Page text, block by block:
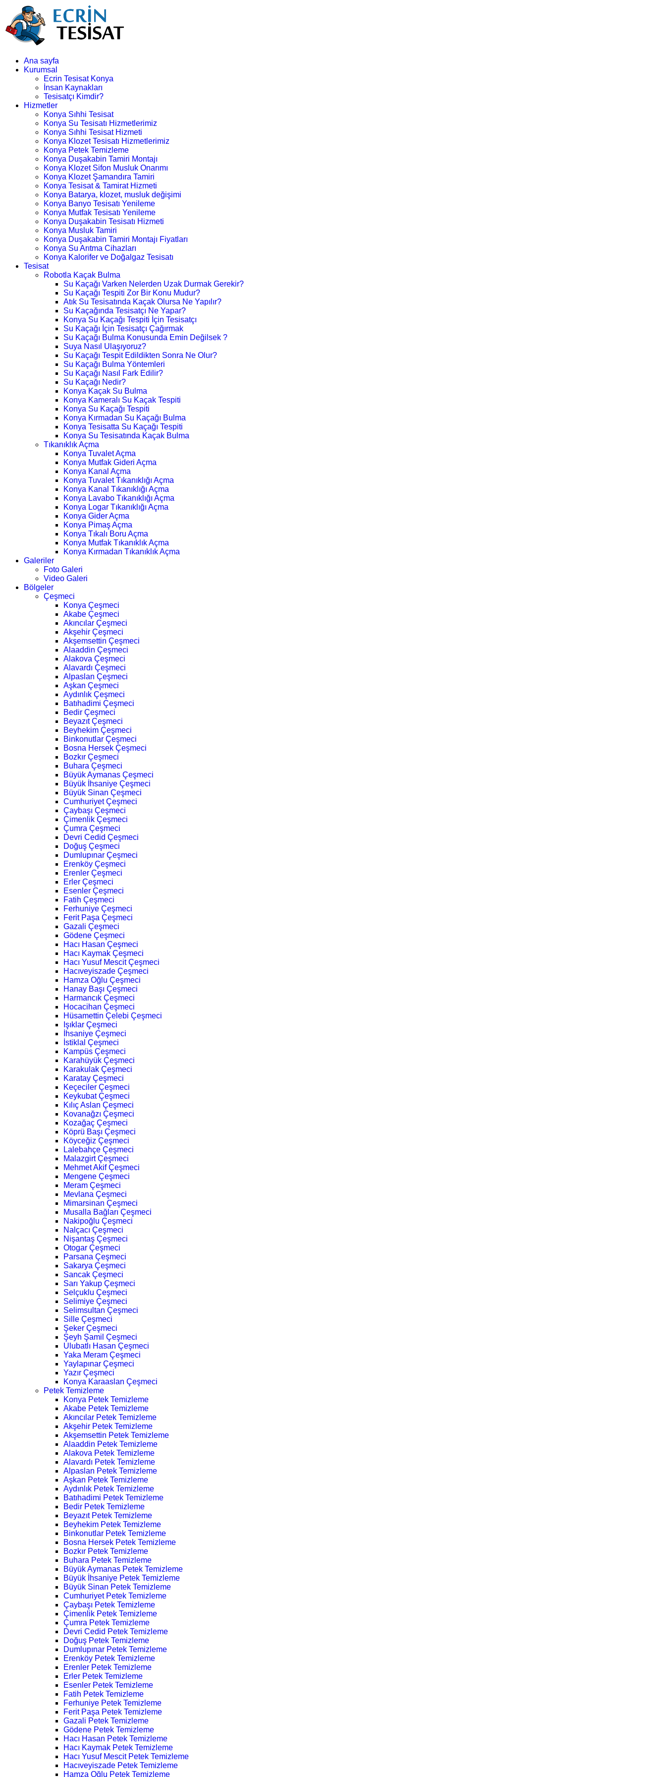
Ana sayfa
Kurumsal
Ecrin Tesisat Konya
İnsan Kaynakları
Tesisatçı Kimdir?
Hizmetler
Konya Sıhhi Tesisat
Konya Su Tesisatı Hizmetlerimiz
Konya Sıhhi Tesisat Hizmeti
Konya Klozet Tesisatı Hizmetlerimiz
Konya Petek Temizleme
Konya Duşakabin Tamiri Montajı
Konya Klozet Sifon Musluk Onarımı
Konya Klozet Şamandıra Tamiri
Konya Tesisat & Tamirat Hizmeti
Konya Batarya, klozet, musluk değişimi
Konya Banyo Tesisatı Yenileme
Konya Mutfak Tesisatı Yenileme
Konya Duşakabin Tesisatı Hizmeti
Konya Musluk Tamiri
Konya Duşakabin Tamiri Montajı Fiyatları
Konya Su Arıtma Cihazları
Konya Kalorifer ve Doğalgaz Tesisatı
Tesisat
Robotla Kaçak Bulma
Su Kaçağı Varken Nelerden Uzak Durmak Gerekir?
Su Kaçağı Tespiti Zor Bir Konu Mudur?
Atık Su Tesisatında Kaçak Olursa Ne Yapılır?
Su Kaçağında Tesisatçı Ne Yapar?
Konya Su Kaçağı Tespiti İçin Tesisatçı
Su Kaçağı İçin Tesisatçı Çağırmak
Su Kaçağı Bulma Konusunda Emin Değilsek ?
Suya Nasıl Ulaşıyoruz?
Su Kaçağı Tespit Edildikten Sonra Ne Olur?
Su Kaçağı Bulma Yöntemleri
Su Kaçağı Nasıl Fark Edilir?
Su Kaçağı Nedir?
Konya Kaçak Su Bulma
Konya Kameralı Su Kaçak Tespiti
Konya Su Kaçağı Tespiti
Konya Kırmadan Su Kaçağı Bulma
Konya Tesisatta Su Kaçağı Tespiti
Konya Su Tesisatında Kaçak Bulma
Tıkanıklık Açma
Konya Tuvalet Açma
Konya Mutfak Gideri Açma
Konya Kanal Açma
Konya Tuvalet Tıkanıklığı Açma
Konya Kanal Tıkanıklığı Açma
Konya Lavabo Tıkanıklığı Açma
Konya Logar Tıkanıklığı Açma
Konya Gider Açma
Konya Pimaş Açma
Konya Tıkalı Boru Açma
Konya Mutfak Tıkanıklık Açma
Konya Kırmadan Tıkanıklık Açma
Galeriler
Foto Galeri
Video Galeri
Bölgeler
Çeşmeci
Konya Çeşmeci
Akabe Çeşmeci
Akıncılar Çeşmeci
Akşehir Çeşmeci
Akşemsettin Çeşmeci
Alaaddin Çeşmeci
Alakova Çeşmeci
Alavardı Çeşmeci
Alpaslan Çeşmeci
Aşkan Çeşmeci
Aydınlık Çeşmeci
Batıhadimi Çeşmeci
Bedir Çeşmeci
Beyazıt Çeşmeci
Beyhekim Çeşmeci
Binkonutlar Çeşmeci
Bosna Hersek Çeşmeci
Bozkır Çeşmeci
Buhara Çeşmeci
Büyük Aymanas Çeşmeci
Büyük İhsaniye Çeşmeci
Büyük Sinan Çeşmeci
Cumhuriyet Çeşmeci
Çaybaşı Çeşmeci
Çimenlik Çeşmeci
Çumra Çeşmeci
Devri Cedid Çeşmeci
Doğuş Çeşmeci
Dumlupınar Çeşmeci
Erenköy Çeşmeci
Erenler Çeşmeci
Erler Çeşmeci
Esenler Çeşmeci
Fatih Çeşmeci
Ferhuniye Çeşmeci
Ferit Paşa Çeşmeci
Gazali Çeşmeci
Gödene Çeşmeci
Hacı Hasan Çeşmeci
Hacı Kaymak Çeşmeci
Hacı Yusuf Mescit Çeşmeci
Hacıveyiszade Çeşmeci
Hamza Oğlu Çeşmeci
Hanay Başı Çeşmeci
Harmancık Çeşmeci
Hocacihan Çeşmeci
Hüsamettin Çelebi Çeşmeci
Işıklar Çeşmeci
İhsaniye Çeşmeci
İstiklal Çeşmeci
Kampüs Çeşmeci
Karahüyük Çeşmeci
Karakulak Çeşmeci
Karatay Çeşmeci
Keçeciler Çeşmeci
Keykubat Çeşmeci
Kılıç Aslan Çeşmeci
Kovanağzı Çeşmeci
Kozağaç Çeşmeci
Köprü Başı Çeşmeci
Köyceğiz Çeşmeci
Lalebahçe Çeşmeci
Malazgirt Çeşmeci
Mehmet Akif Çeşmeci
Mengene Çeşmeci
Meram Çeşmeci
Mevlana Çeşmeci
Mimarsinan Çeşmeci
Musalla Bağları Çeşmeci
Nakipoğlu Çeşmeci
Nalçacı Çeşmeci
Nişantaş Çeşmeci
Otogar Çeşmeci
Parsana Çeşmeci
Sakarya Çeşmeci
Sancak Çeşmeci
Sarı Yakup Çeşmeci
Selçuklu Çeşmeci
Selimiye Çeşmeci
Selimsultan Çeşmeci
Sille Çeşmeci
Şeker Çeşmeci
Şeyh Şamil Çeşmeci
Ulubatlı Hasan Çeşmeci
Yaka Meram Çeşmeci
Yaylapınar Çeşmeci
Yazır Çeşmeci
Konya Karaaslan Çeşmeci
Petek Temizleme
Konya Petek Temizleme
Akabe Petek Temizleme
Akıncılar Petek Temizleme
Akşehir Petek Temizleme
Akşemsettin Petek Temizleme
Alaaddin Petek Temizleme
Alakova Petek Temizleme
Alavardı Petek Temizleme
Alpaslan Petek Temizleme
Aşkan Petek Temizleme
Aydınlık Petek Temizleme
Batıhadimi Petek Temizleme
Bedir Petek Temizleme
Beyazıt Petek Temizleme
Beyhekim Petek Temizleme
Binkonutlar Petek Temizleme
Bosna Hersek Petek Temizleme
Bozkır Petek Temizleme
Buhara Petek Temizleme
Büyük Aymanas Petek Temizleme
Büyük İhsaniye Petek Temizleme
Büyük Sinan Petek Temizleme
Cumhuriyet Petek Temizleme
Çaybaşı Petek Temizleme
Çimenlik Petek Temizleme
Çumra Petek Temizleme
Devri Cedid Petek Temizleme
Doğuş Petek Temizleme
Dumlupınar Petek Temizleme
Erenköy Petek Temizleme
Erenler Petek Temizleme
Erler Petek Temizleme
Esenler Petek Temizleme
Fatih Petek Temizleme
Ferhuniye Petek Temizleme
Ferit Paşa Petek Temizleme
Gazali Petek Temizleme
Gödene Petek Temizleme
Hacı Hasan Petek Temizleme
Hacı Kaymak Petek Temizleme
Hacı Yusuf Mescit Petek Temizleme
Hacıveyiszade Petek Temizleme
Hamza Oğlu Petek Temizleme